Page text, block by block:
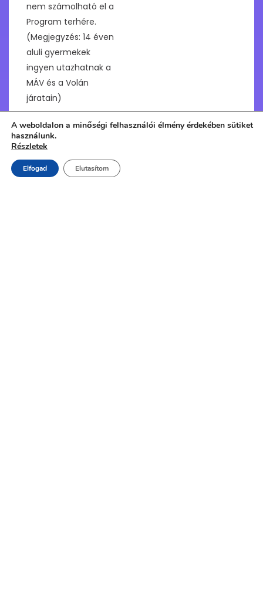
nem számolható el a
Program terhére.
(Megjegyzés: 14 éven
aluli gyermekek
ingyen utazhatnak a
MÁV és a Volán
járatain)
Védőfelszerelé
s használata
kötelező
(könyökvédő,
térdvédő,
A weboldalon a minőségi felhasználói élmény érdekében sütiket
használunk.
Részletek
Elfogad Elutasítom